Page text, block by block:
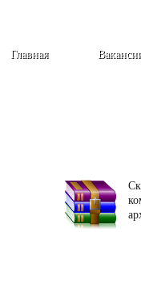
Главная